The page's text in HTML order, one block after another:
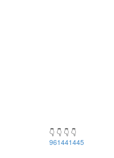
👇 👇 👇 👇
961441445